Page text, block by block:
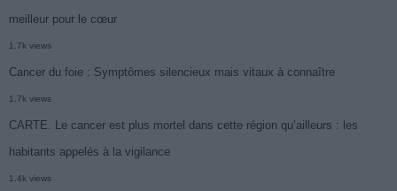
meilleur pour le cœur
1.7k views
Cancer du foie : Symptômes silencieux mais vitaux à connaître
1.7k views
CARTE. Le cancer est plus mortel dans cette région qu’ailleurs : les
habitants appelés à la vigilance
1.4k views